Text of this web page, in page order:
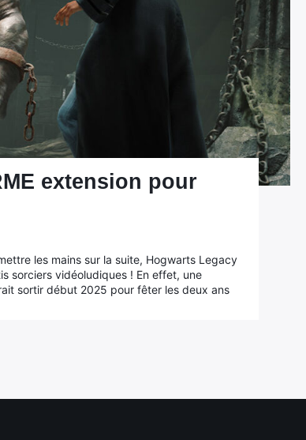
extension pour
les mains sur la suite, Hogwarts Legacy
sorciers vidéoludiques ! En effet, une
sortir début 2025 pour fêter les deux ans